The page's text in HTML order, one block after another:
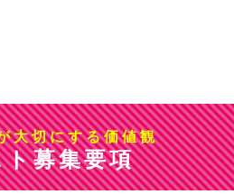
大切にする価値観
募集要項